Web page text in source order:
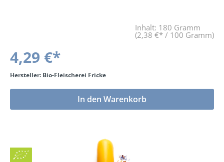
Inhalt: 180 Gramm
(2,38 €* / 100 Gramm)
4,29 €*
Hersteller: Bio-Fleischerei Fricke
In den Warenkorb
Bio